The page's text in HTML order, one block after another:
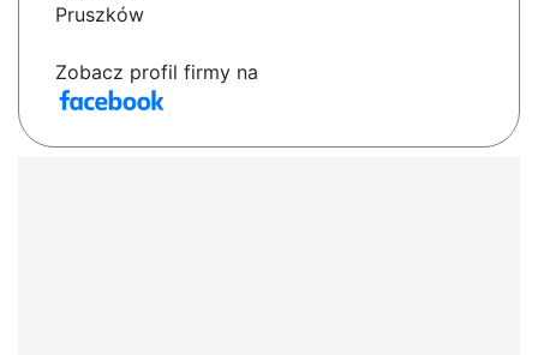
Pruszków
Zobacz profil firmy na